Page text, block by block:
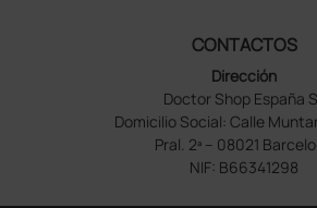
CONTACTOS
Dirección
Doctor Shop España
Domicilio Social: Calle
Pral. 2ª – 08021
NIF: B66341298